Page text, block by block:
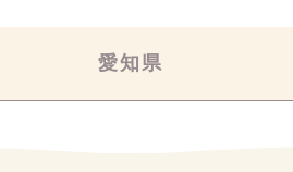
愛知県